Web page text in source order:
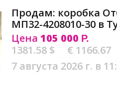
Продам: коробка
МП32-4208010-30 в
Цена 105 000 Р.
1381.58 $
€ 1166.67
7 августа 2026 г. в